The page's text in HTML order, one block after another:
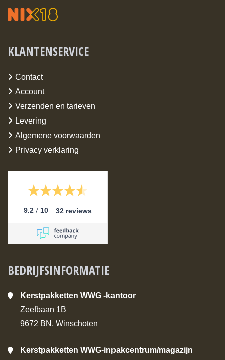
KLANTENSERVICE
Contact
Account
Verzenden en tarieven
Levering
Algemene voorwaarden
Privacy verklaring
9.2 / 10 32 reviews
BEDRIJFSINFORMATIE
Kerstpakketten WWG -kantoor
Zeefbaan 1B
9672 BN, Winschoten
Kerstpakketten WWG-inpakcentrum/magazijn